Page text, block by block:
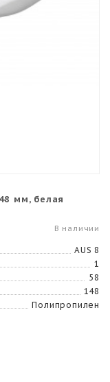
мм, белая
В наличии
AUS 8
1
58
148
Полипропилен